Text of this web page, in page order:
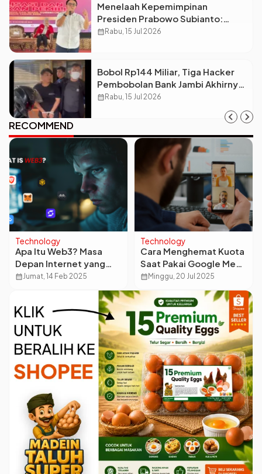
Menelaah Kepemimpinan
Presiden Prabowo Subianto:
Antara Visi Besar, Implementasi,
calendar_month Rabu, 15 Jul 2026
Bobol Rp144 Miliar, Tiga Hacker
Pembobolan Bank Jambi Akhirnya
Diciduk Polisi!
calendar_month Rabu, 15 Jul 2026
RECOMMEND
Technology
Apa Itu Web3? Masa
Depan Internet yang
Lebih Terdesentralisasi
calendar_monthJumat, 14 Feb 2025
Technology
Cara Menghemat Kuota
Saat Pakai Google Meet
di HP: Tips Jitu Anti
Boros
calendar_month Minggu, 20 Jul 2025